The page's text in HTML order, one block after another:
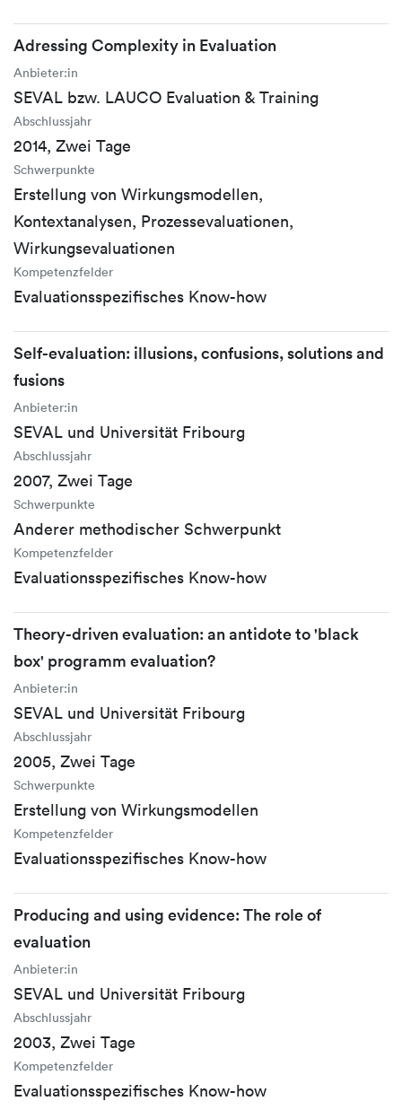
Adressing Complexity in Evaluation
Anbieter:in
SEVAL bzw. LAUCO Evaluation & Training
Abschlussjahr
2014, Zwei Tage
Schwerpunkte
Erstellung von Wirkungsmodellen,
Kontextanalysen, Prozessevaluationen,
Wirkungsevaluationen
Kompetenzfelder
Evaluationsspezifisches Know-how
Self-evaluation: illusions, confusions, solutions and
fusions
Anbieter:in
SEVAL und Universität Fribourg
Abschlussjahr
2007, Zwei Tage
Schwerpunkte
Anderer methodischer Schwerpunkt
Kompetenzfelder
Evaluationsspezifisches Know-how
Theory-driven evaluation: an antidote to 'black
box' programm evaluation?
Anbieter:in
SEVAL und Universität Fribourg
Abschlussjahr
2005, Zwei Tage
Schwerpunkte
Erstellung von Wirkungsmodellen
Kompetenzfelder
Evaluationsspezifisches Know-how
Producing and using evidence: The role of
evaluation
Anbieter:in
SEVAL und Universität Fribourg
Abschlussjahr
2003, Zwei Tage
Kompetenzfelder
Evaluationsspezifisches Know-how